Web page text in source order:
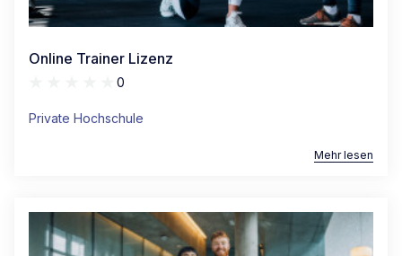
Online Trainer Lizenz
0
Private Hochschule
Mehr lesen